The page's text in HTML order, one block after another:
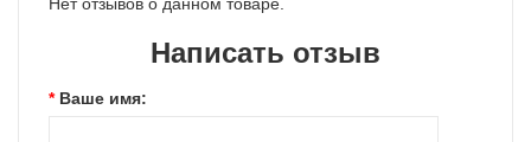
Нет отзывов о данном товаре.
Написать отзыв
Ваше имя: